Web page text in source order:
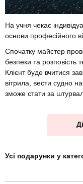
На учня чекає
основи професійного
Спочатку майстер
безпеки та розповість
Клієнт буде вчитися
вітрила, вести судно
зможе стати за
Усі подарунки у